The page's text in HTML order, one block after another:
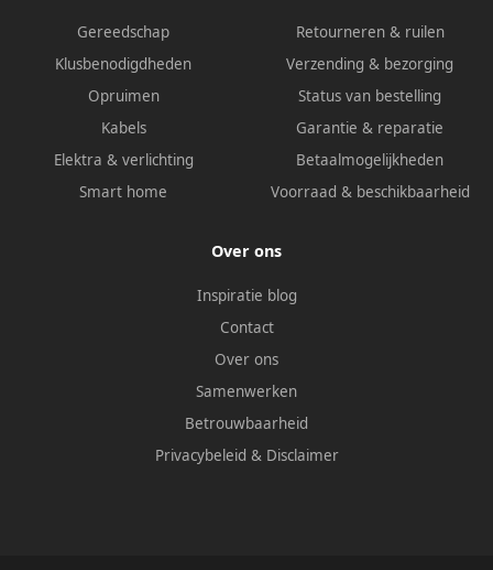
Gereedschap
Klusbenodigdheden
Opruimen
Kabels
Elektra & verlichting
Smart home
Retourneren & ruilen
Verzending & bezorging
Status van bestelling
Garantie & reparatie
Betaalmogelijkheden
Voorraad & beschikbaarheid
Over ons
Inspiratie blog
Contact
Over ons
Samenwerken
Betrouwbaarheid
Privacybeleid & Disclaimer